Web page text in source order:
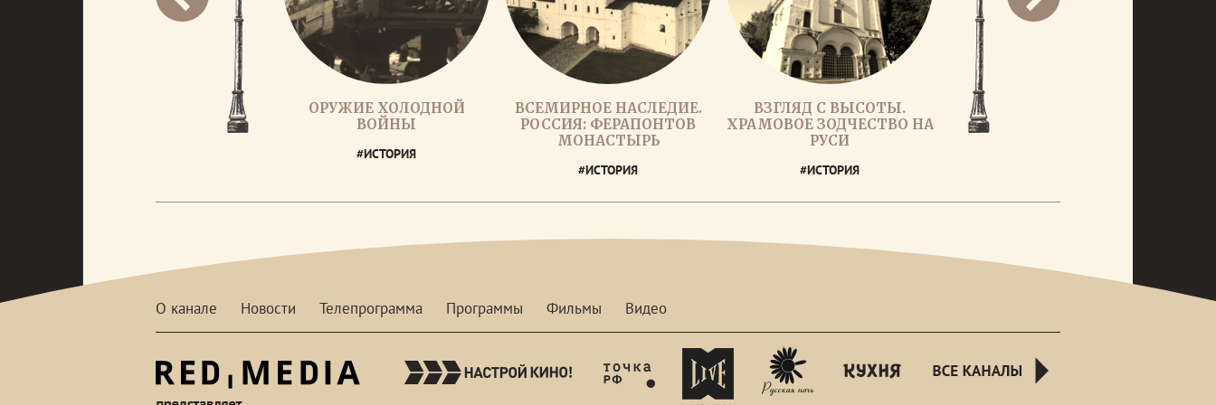
ОРУЖИЕ ХОЛОДНОЙ
ВОЙНЫ
#ИСТОРИЯ
ВСЕМИРНОЕ НАСЛЕДИЕ.
РОССИЯ: ФЕРАПОНТОВ
МОНАСТЫРЬ
#ИСТОРИЯ
ВЗГЛЯД С ВЫСОТЫ.
ХРАМОВОЕ ЗОДЧЕСТВО НА
РУСИ
#ИСТОРИЯ
О канале Новости Телепрограмма Программы Фильмы Видео
nastroykino mymusictv rusnight kuhnyatv